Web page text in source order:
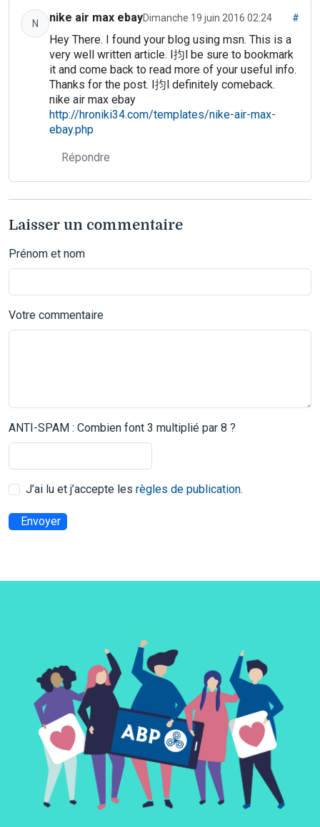
N nike air max ebayDimanche 19 juin 2016 02:24 #
Hey There. I found your blog using msn. This is a
very well written article. I抣l be sure to bookmark
it and come back to read more of your useful info.
Thanks for the post. I抣l definitely comeback.
nike air max ebay
http://hroniki34.com/templates/nike-air-max-
ebay.php
Répondre
Laisser un commentaire
Prénom et nom
Votre commentaire
ANTI-SPAM : Combien font 3 multiplié par 8 ?
J’ai lu et j’accepte les règles de publication.
Envoyer